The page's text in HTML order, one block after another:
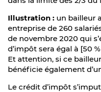
Illustration : un bailleur
entreprise de 260
de novembre 2020 qui
d’impôt sera égal à [50
Et attention, si ce
bénéficie également
Le crédit d’impôt